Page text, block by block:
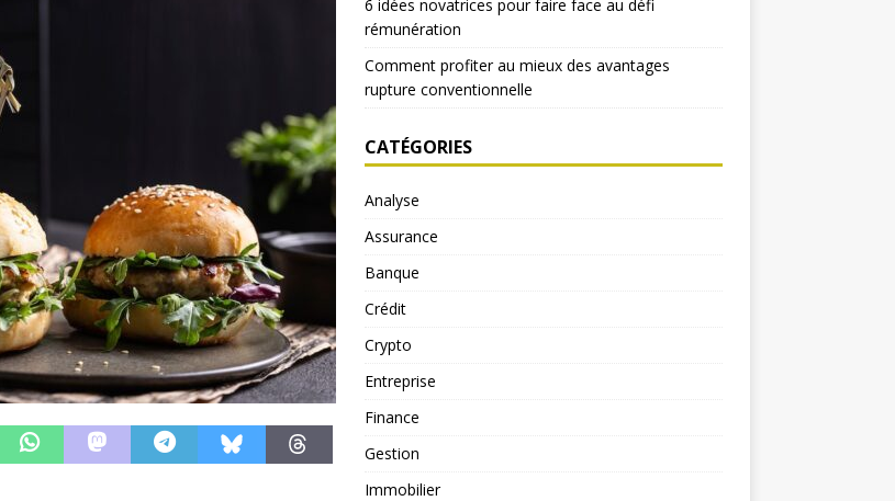
6 idées novatrices pour faire face au défi
rémunération
Comment profiter au mieux des avantages
rupture conventionnelle
CATÉGORIES
Analyse
Assurance
Banque
Crédit
Crypto
Entreprise
Finance
Gestion
Immobilier